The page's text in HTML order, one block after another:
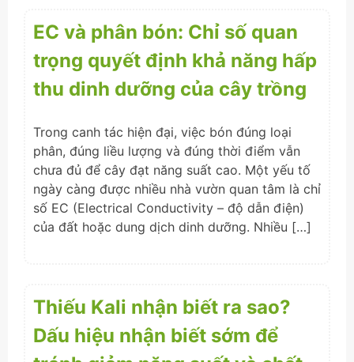
EC và phân bón: Chỉ số quan
trọng quyết định khả năng hấp
thu dinh dưỡng của cây trồng
Trong canh tác hiện đại, việc bón đúng loại
phân, đúng liều lượng và đúng thời điểm vẫn
chưa đủ để cây đạt năng suất cao. Một yếu tố
ngày càng được nhiều nhà vườn quan tâm là chỉ
số EC (Electrical Conductivity – độ dẫn điện)
của đất hoặc dung dịch dinh dưỡng. Nhiều […]
Thiếu Kali nhận biết ra sao?
Dấu hiệu nhận biết sớm để